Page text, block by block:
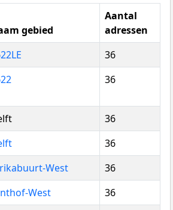
gebied
Aantal
adressen
36
36
36
36
West
36
West
36